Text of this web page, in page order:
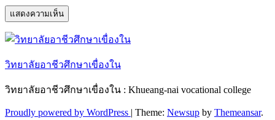
วิทยาลัยอาชีวศึกษาเขื่องใน
วิทยาลัยอาชีวศึกษาเขื่องใน : Khueang-nai vocational college
Proudly powered by WordPress | Theme: Newsup by Themeansar.